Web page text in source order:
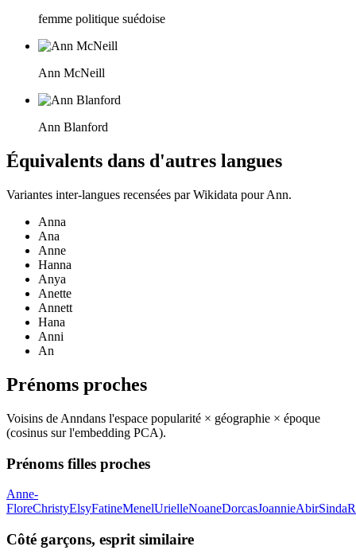
femme politique suédoise
Ann McNeill
Ann Blanford
Équivalents dans d'autres langues
Variantes inter-langues recensées par Wikidata pourAnn.
Anna
Ana
Anne
Hanna
Anya
Anette
Annett
Hana
Anni
An
Prénoms proches
Voisins de Anndans l'espace popularité × géographie × époque
(cosinus sur l'embedding PCA).
Prénoms filles proches
Anne-
FloreChristyElsyFatineMenelUrielleNoaneDorcasJoannieAbirSinda
Côté garçons, esprit similaire